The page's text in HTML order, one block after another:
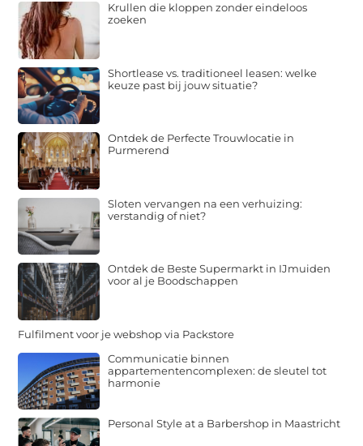
Krullen die kloppen zonder eindeloos
zoeken
Shortlease vs. traditioneel leasen: welke
keuze past bij jouw situatie?
Ontdek de Perfecte Trouwlocatie in
Purmerend
Sloten vervangen na een verhuizing:
verstandig of niet?
Ontdek de Beste Supermarkt in IJmuiden
voor al je Boodschappen
Fulfilment voor je webshop via Packstore
Communicatie binnen
appartementencomplexen: de sleutel tot
harmonie
Personal Style at a Barbershop in Maastricht